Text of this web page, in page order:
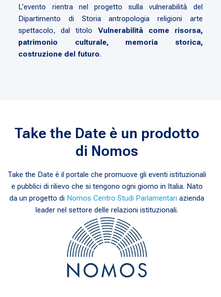
L’evento rientra nel progetto sulla vulnerabilità del
Dipartimento di Storia antropologia religioni arte
spettacolo, dal titolo Vulnerabilità come risorsa,
patrimonio culturale, memoria storica,
costruzione del futuro.
Take the Date è un prodotto
di Nomos
Take the Date è il portale che promuove gli eventi istituzionali
e pubblici di rilievo che si tengono ogni giorno in Italia. Nato
da un progetto di Nomos Centro Studi Parlamentari azienda
leader nel settore delle relazioni istituzionali.